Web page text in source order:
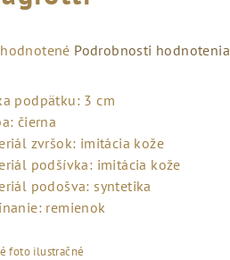
Podrobnosti hodnotenia
podpätku: 3 cm
čierna
zvršok: imitácia kože
podšívka: imitácia kože
podošva: syntetika
remienok
foto ilustračné